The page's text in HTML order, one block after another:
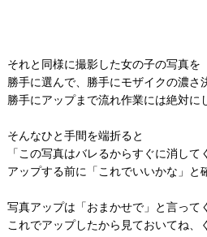
それと同様に撮影した女の子の写真を
勝手に選んで、勝手にモザイクの濃さ
勝手にアップまで流れ作業には絶対に
そんなひと手間を端折ると
「この写真はバレるからすぐに消し
アップする前に「これでいいかな」と
写真アップは「おまかせで」と言って
これでアップしたから見ておいてね、